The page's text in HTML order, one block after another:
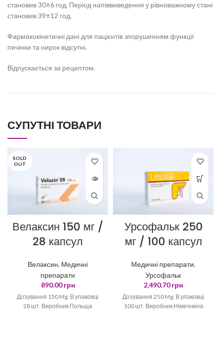
становив 30±6 год. Період напіввиведення у рівноважному стані
становив 39±12 год.
Фармакокінетичні дані для пацієнтів зпорушенням функції
печінки та нирок відсутні.
Відпускається за рецептом.
СУПУТНІ ТОВАРИ
SOLD
OUT
Велаксин 150 мг /
28 капсул
Велаксин, Медичні
препарати
890.00грн
Дозування 150 Mg. В упаковці
28 шт. Виробник Польща
Урсофальк 250
мг / 100 капсул
Медичні препарати,
Урсофальк
2,490.70грн
Дозування 250 Mg. В упаковці
100 шт. Виробник Німеччина